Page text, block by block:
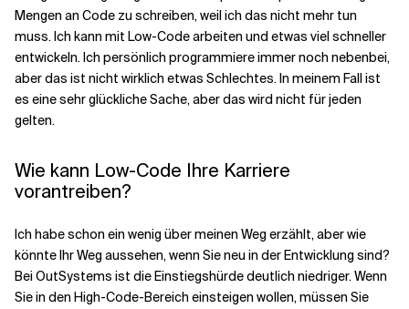
Mengen an Code zu schreiben, weil ich das nicht mehr tun
muss. Ich kann mit Low-Code arbeiten und etwas viel schneller
entwickeln. Ich persönlich programmiere immer noch nebenbei,
aber das ist nicht wirklich etwas Schlechtes. In meinem Fall ist
es eine sehr glückliche Sache, aber das wird nicht für jeden
gelten.
Wie kann Low-Code Ihre Karriere
vorantreiben?
Ich habe schon ein wenig über meinen Weg erzählt, aber wie
könnte Ihr Weg aussehen, wenn Sie neu in der Entwicklung sind?
Bei OutSystems ist die Einstiegshürde deutlich niedriger. Wenn
Sie in den High-Code-Bereich einsteigen wollen, müssen Sie